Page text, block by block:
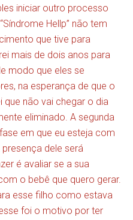
iniciar outro processo
Hellp” não tem
que tive para
mais de dois anos para
modo que eles se
na esperança de que o
que não vai chegar o dia
eliminado. A segunda
em que eu esteja com
dele será
é avaliar se a sua
o bebê que quero gerar.
esse filho como estava
foi o motivo por ter